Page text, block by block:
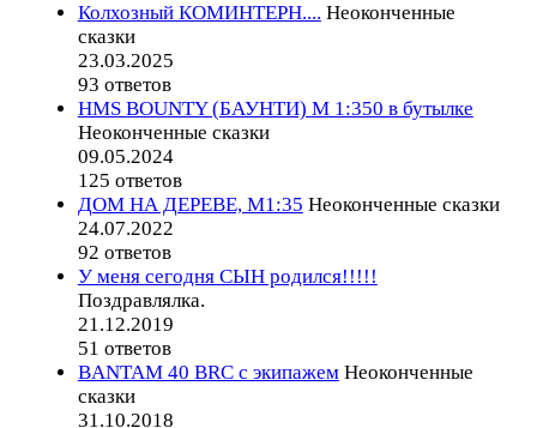
Колхозный КОМИНТЕРН.... Неоконченные
сказки
23.03.2025
93 ответов
HMS BOUNTY (БАУНТИ) М 1:350 в бутылке
Неоконченные сказки
09.05.2024
125 ответов
ДОМ НА ДЕРЕВЕ, М1:35 Неоконченные сказки
24.07.2022
92 ответов
У меня сегодня СЫН родился!!!!!
Поздравлялка.
21.12.2019
51 ответов
BANTAM 40 BRC с экипажем Неоконченные
сказки
31.10.2018